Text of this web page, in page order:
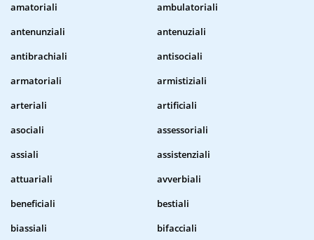
amatoriali
ambulatoriali
antenunziali
antenuziali
antibrachiali
antisociali
armatoriali
armistiziali
arteriali
artificiali
asociali
assessoriali
assiali
assistenziali
attuariali
avverbiali
beneficiali
bestiali
biassiali
bifacciali